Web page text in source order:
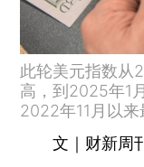
此轮美元指数从
高，到2025年1
2022年11月以来
文｜财新周